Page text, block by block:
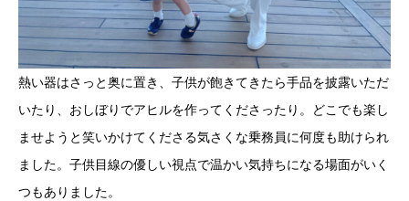
熱い器はさっと奥に置き、子供が飽きてきたら手品を披露いただ
いたり、おしぼりでアヒルを作ってくださったり。どこでも楽し
ませようと笑いかけてくださる気さくな乗務員に何度も助けられ
ました。子供目線の優しい視点で温かい気持ちになる場面がいく
つもありました。